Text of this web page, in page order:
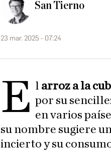
San Tierno
23 mar. 2025 - 07:24
E l arroz a la
por su
en varios
su nombre sugiere
incierto y su